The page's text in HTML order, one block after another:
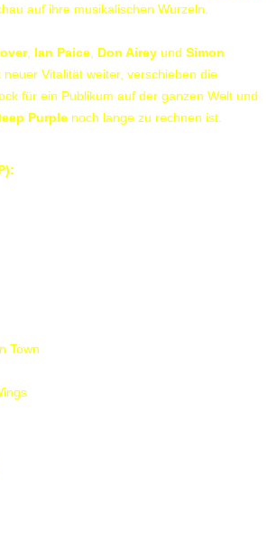
auf ihre musikalischen Wurzeln.
, Ian Paice Don Airey und Simon
neuer Vitalität weiter, verschieben die
für ein Publikum auf der ganzen Welt und
Purple noch lange zu rechnen ist.
Town